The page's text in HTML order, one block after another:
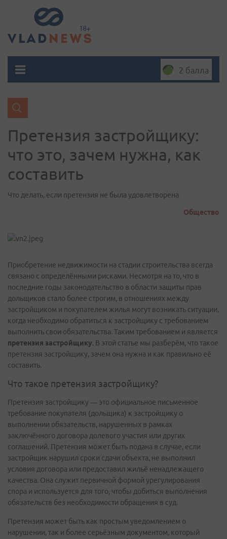
2 балла
Претензия застройщику:
что это, зачем нужна, как
составить
Что делать, если претензия не была удовлетворена
Общество
Приобретение недвижимости на стадии строительства всегда
связано с определёнными рисками. Несмотря на то, что в
последние годы законодательство в области защиты прав
дольщиков стало более строгим, в отношениях между
застройщиком и покупателем жилья могут возникать ситуации,
когда необходимо обратиться к застройщику с требованием
выполнить свои обязательства. Таким требованием и является
претензия застройщику. В этой статье мы разберём, что такое
претензия застройщику, зачем она нужна и как правильно её
составить.
Что такое претензия застройщику?
Претензия застройщику — это официальное письменное
требование покупателя (дольщика) к застройщику о
выполнении обязательств, нарушенных в рамках
заключённого договора долевого участия или других
соглашений. Претензия может быть подана в случае, если
застройщик нарушил сроки сдачи объекта, не выполнил
условия договора или предоставил жильё ненадлежащего
качества. Она служит первичной формой урегулирования
спора и используется для того, чтобы добиться выполнения
обязательств без необходимости обращения в суд.
Претензия может быть как простым уведомлением о
нарушении, так и более серьёзным документом, который